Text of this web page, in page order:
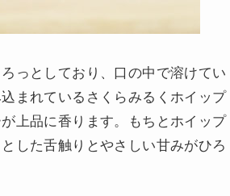
っとしており、口の中で溶けてい
まれているさくらみるくホイップ
上品に香ります。もちとホイップ
した舌触りとやさしい甘みがひろ